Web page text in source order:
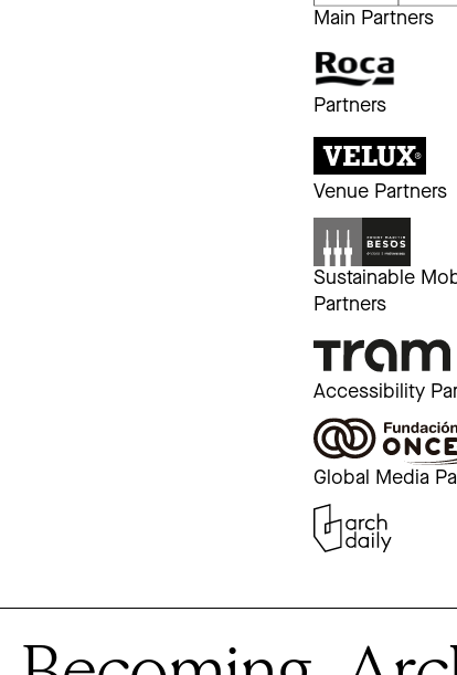
Main Partners
Partners
Venue Partners
Sustainable
Partners
Accessibility
Global Media